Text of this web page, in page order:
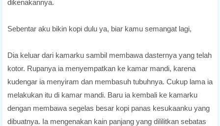
dikenakannya.
Sebentar aku bikin kopi dulu ya, biar kamu semangat lagi,
Dia keluar dari kamarku sambil membawa dasternya yang telah
kotor. Rupanya ia menyempatkan ke kamar mandi, karena
kudengar ia menyiram dan membasuh tubuhnya. Cukup lama ia
melakukan itu di kamar mandi. Baru ia kembali ke kamarku
dengan membawa segelas besar kopi panas kesukaanku yang
dibuatnya. Ia mengenakan kain panjang yang dililitkan sebatas